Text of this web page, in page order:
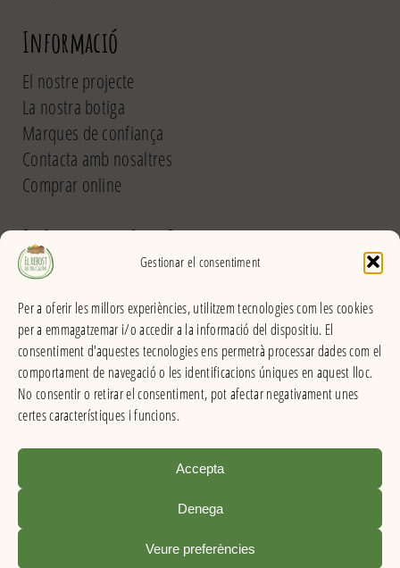
Gestionar el consentiment
Per a oferir les millors experiències, utilitzem tecnologies com les cookies
per a emmagatzemar i/o accedir a la informació del dispositiu. El
consentiment d'aquestes tecnologies ens permetrà processar dades com el
comportament de navegació o les identificacions úniques en aquest lloc.
No consentir o retirar el consentiment, pot afectar negativament unes
certes característiques i funcions.
Accepta
Denega
Veure preferències
Informació
El nostre projecte
La nostra botiga
Marques de confiança
Contacta amb nosaltres
Comprar online
El Rebost del Pou Calent
Horari
De dilluns a divendres
Matins: 9h – 13:30h
Tardes: 16:30h – 20h
Dissabes: 9h – 13:30h
El Rebost del Pou Calent . Productes a granel
Avís legal |Política de privacitat